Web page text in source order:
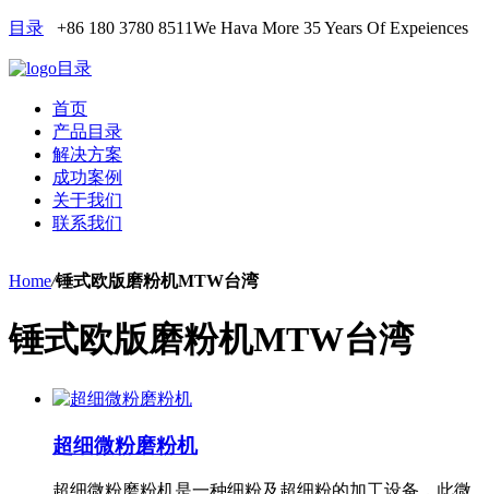
目录 +86 180 3780 8511We Hava More 35 Years Of Expeiences
目录
首页
产品目录
解决方案
成功案例
关于我们
联系我们
Home/锤式欧版磨粉机MTW台湾
锤式欧版磨粉机MTW台湾
超细微粉磨粉机